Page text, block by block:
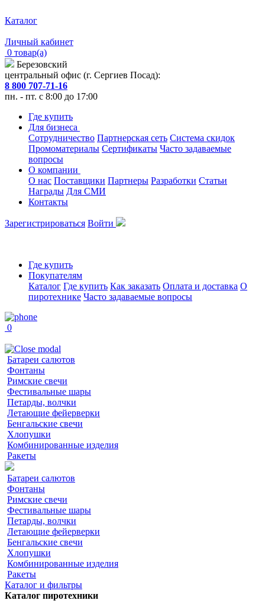
Каталог
Личный кабинет
0 товар(а)
Березовский
центральный офис (г. Сергиев Посад):
8 800 707-71-16
пн. - пт. с 8:00 до 17:00
Где купить
Для бизнеса
Сотрудничество Партнерская сеть Система скидок
Промоматериалы Сертификаты Часто задаваемые
вопросы
О компании
О нас Поставщики Партнеры Разработки Статьи
Награды Для СМИ
Контакты
Зарегистрироваться Войти
Где купить
Покупателям
Каталог Где купить Как заказать Оплата и доставка О
пиротехнике Часто задаваемые вопросы
0
Батареи салютов
Фонтаны
Римские свечи
Фестивальные шары
Петарды, волчки
Летающие фейерверки
Бенгальские свечи
Хлопушки
Комбинированные изделия
Ракеты
Батареи салютов
Фонтаны
Римские свечи
Фестивальные шары
Петарды, волчки
Летающие фейерверки
Бенгальские свечи
Хлопушки
Комбинированные изделия
Ракеты
Каталог и фильтры
Каталог пиротехники